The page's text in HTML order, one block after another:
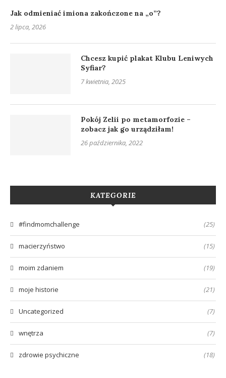
Jak odmieniać imiona zakończone na „o”?
2 lipca, 2026
Chcesz kupić plakat Klubu Leniwych
Syfiar?
7 kwietnia, 2025
Pokój Zelii po metamorfozie –
zobacz jak go urządziłam!
26 października, 2022
KATEGORIE
#findmomchallenge (25)
macierzyństwo (15)
moim zdaniem (19)
moje historie (21)
Uncategorized (7)
wnętrza (7)
zdrowie psychiczne (18)